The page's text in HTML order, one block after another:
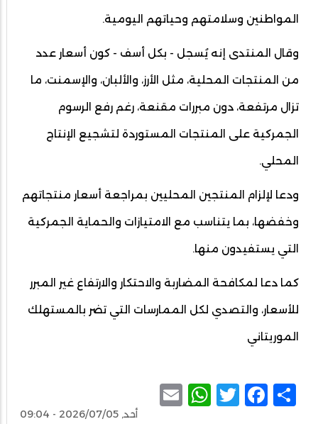
المواطنين وسلامتهم وحياتهم اليومية.
وقال المنتدى إنه يُسجل - بكل أسف - كون أسعار عدد
من المنتجات المحلية، مثل الأرز، والألبان، والإسمنت، ما
تزال مرتفعة، دون مبررات مقنعة، رغم رفع الرسوم
الجمركية على المنتجات المستوردة لتشجيع الإنتاج
المحلي.
ودعا لإلزام المنتجين المحليين بمراجعة أسعار منتجاتهم
وخفضها، بما يتناسب مع الامتيازات والحماية الجمركية
التي يستفيدون منها.
كما دعا لمكافحة المضاربة والاحتكار والارتفاع غير المبرر
للأسعار، والتصدي لكل الممارسات التي تضر بالمستهلك
الموريتاني
Share
Facebook
Twitter
WhatsApp
أحد, 2026/07/05 - 09:04